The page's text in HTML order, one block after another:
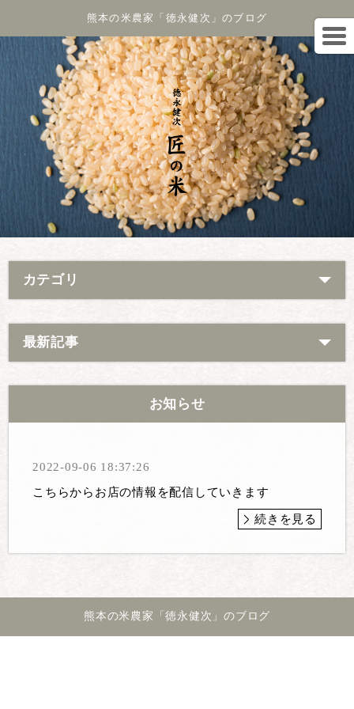
熊本の米農家「徳永健次」のブログ
カテゴリ
最新記事
お知らせ
2022-09-06 18:37:26
こちらからお店の情報を配信していきます
続きを見る
熊本の米農家「徳永健次」のブログ